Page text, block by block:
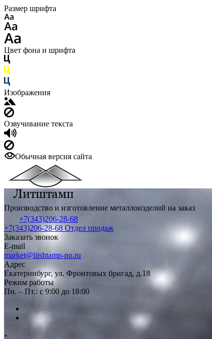
Размер шрифта
Цвет фона и шрифта
Изображения
Озвучивание текста
Обычная версия сайта
Производство и изготовление металлоизделий на заказ
+7(343)206-28-68
+7(343)206-28-68 Отдел продаж
Заказать звонок
E-mail
market@litshtamp-po.ru
Адрес
Екатеринбург, ул. Фронтовых бригад, д.18
Режим работы
Пн. – Пт.: с 9:00 до 18:00